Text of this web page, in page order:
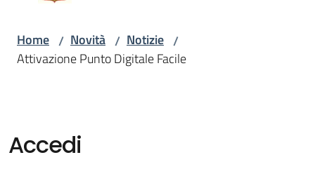
Amministrazione
Servizi
Home / Novità / Notizie /
Attivazione Punto Digitale Facile
Accedi